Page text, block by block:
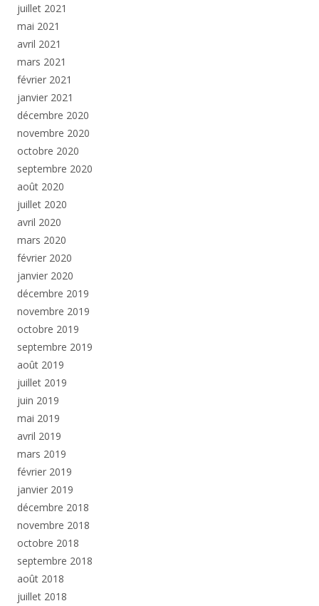
juillet 2021
mai 2021
avril 2021
mars 2021
février 2021
janvier 2021
décembre 2020
novembre 2020
octobre 2020
septembre 2020
août 2020
juillet 2020
avril 2020
mars 2020
février 2020
janvier 2020
décembre 2019
novembre 2019
octobre 2019
septembre 2019
août 2019
juillet 2019
juin 2019
mai 2019
avril 2019
mars 2019
février 2019
janvier 2019
décembre 2018
novembre 2018
octobre 2018
septembre 2018
août 2018
juillet 2018